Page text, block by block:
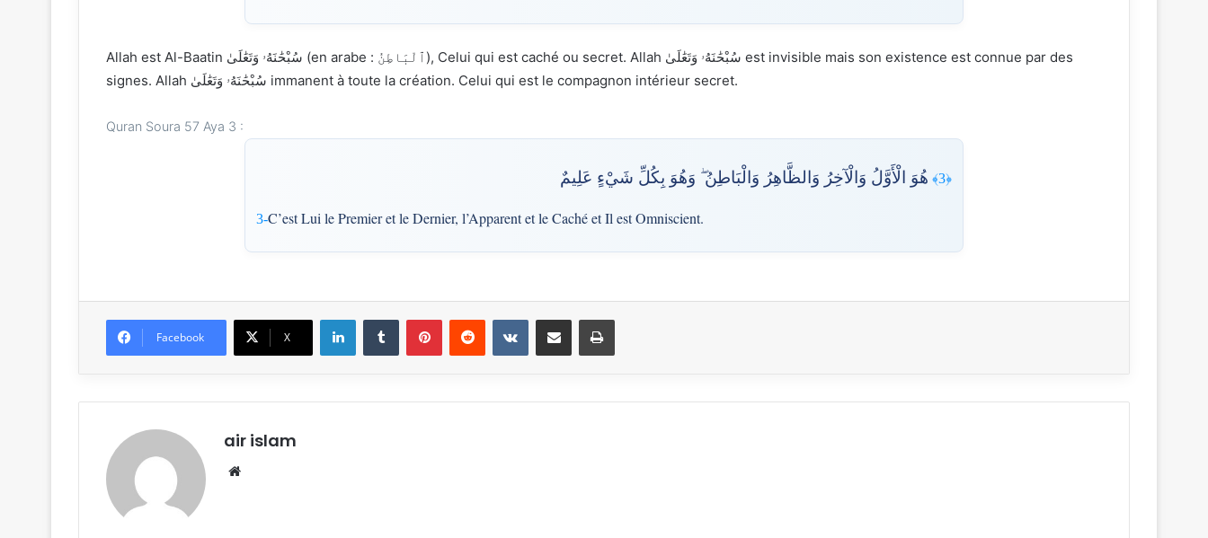
Allah est Al-Baatin سُبْحَٰنَهُۥ وَتَعَٰلَىٰ (en arabe : ٱلْبَاطِنُ), Celui qui est caché ou secret. Allah سُبْحَٰنَهُۥ وَتَعَٰلَىٰ est invisible mais son existence est connue par des
signes. Allah سُبْحَٰنَهُۥ وَتَعَٰلَىٰ immanent à toute la création. Celui qui est le compagnon intérieur secret.
Quran Soura 57 Aya 3 :
﴿3﴾ هُوَ الْأَوَّلُ وَالْآخِرُ وَالظَّاهِرُ وَالْبَاطِنُ ۖ وَهُوَ بِكُلِّ شَيْءٍ عَلِيمٌ
3-C’est Lui le Premier et le Dernier, l’Apparent et le Caché et Il est Omniscient.
Facebook X
LinkedinTumblr PinterestReddit VKontaktePartager par email Imprimer
air islam